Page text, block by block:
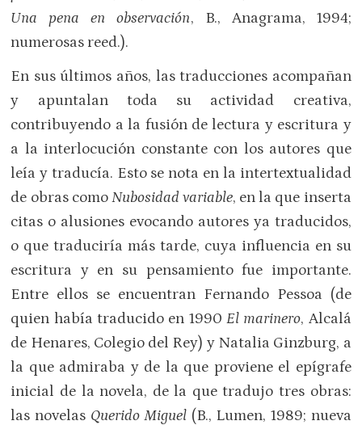
Una pena en observación, B., Anagrama, 1994;
numerosas reed.).
En sus últimos años, las traducciones acompañan
y apuntalan toda su actividad creativa,
contribuyendo a la fusión de lectura y escritura y
a la interlocución constante con los autores que
leía y traducía. Esto se nota en la intertextualidad
de obras comoNubosidad variable, en la que inserta
citas o alusiones evocando autores ya traducidos,
o que traduciría más tarde, cuya influencia en su
escritura y en su pensamiento fue importante.
Entre ellos se encuentran Fernando Pessoa (de
quien había traducido en 1990 El marinero, Alcalá
de Henares, Colegio del Rey) y Natalia Ginzburg, a
la que admiraba y de la que proviene el epígrafe
inicial de la novela, de la que tradujo tres obras:
las novelas Querido Miguel (B., Lumen, 1989; nueva